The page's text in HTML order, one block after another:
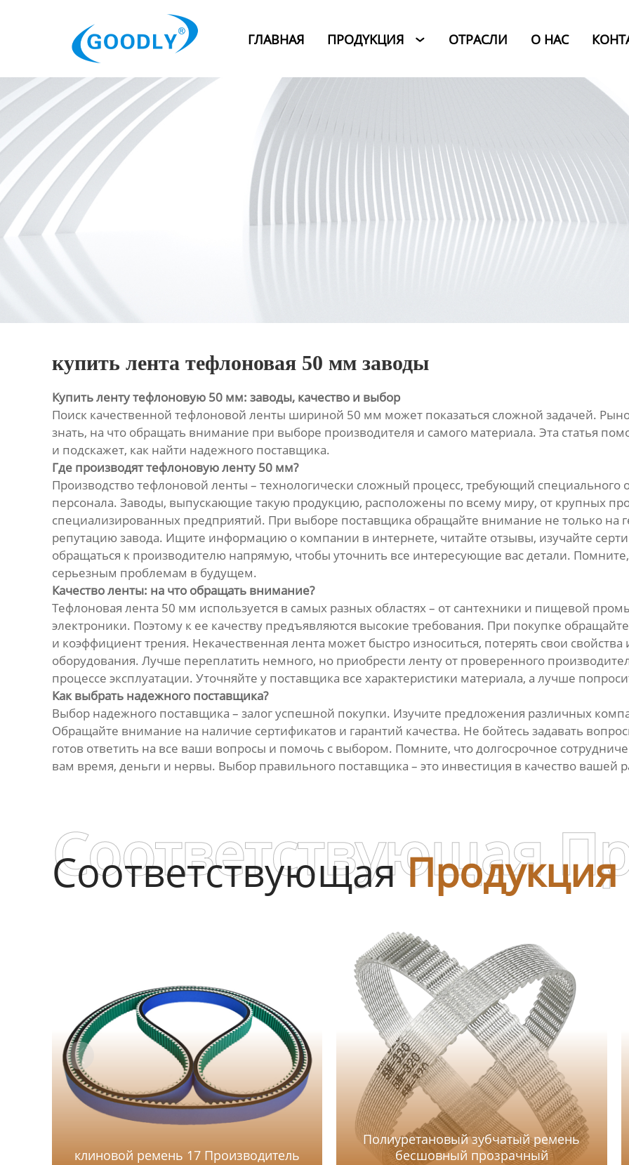
ГЛАВНАЯ ПРОДYKЦИЯ  ОТРАСЛИ O HAC
ОТРАСЛИ
Категория
Новости
Контакты
купить лента тефлоновая 50 мм заводы
Купить ленту тефлоновую 50 мм: заводы, качество и выбор
Поиск качественной тефлоновой ленты шириной 50 мм может показаться сложной задачей.
знать, на что обращать внимание при выборе производителя и самого материала. Эта статья
и подскажет, как найти надежного поставщика.
Где производят тефлоновую ленту 50 мм?
Производство тефлоновой ленты – технологически сложный процесс, требующий
персонала. Заводы, выпускающие такую продукцию, расположены по всему миру, от крупных
специализированных предприятий. При выборе поставщика обращайте внимание не только на
репутацию завода. Ищите информацию о компании в интернете, читайте отзывы, изучайте
обращаться к производителю напрямую, чтобы уточнить все интересующие вас детали.
серьезным проблемам в будущем.
Качество ленты: на что обращать внимание?
Тефлоновая лента 50 мм используется в самых разных областях – от сантехники и пищевой
электроники. Поэтому к ее качеству предъявляются высокие требования. При покупке
и коэффициент трения. Некачественная лента может быстро износиться, потерять свои
оборудования. Лучше переплатить немного, но приобрести ленту от проверенного
процессе эксплуатации. Уточняйте у поставщика все характеристики материала, а лучше
Как выбрать надежного поставщика?
Выбор надежного поставщика – залог успешной покупки. Изучите предложения различных
Обращайте внимание на наличие сертификатов и гарантий качества. Не бойтесь задавать
готов ответить на все ваши вопросы и помочь с выбором. Помните, что долгосрочное
вам время, деньги и нервы. Выбор правильного поставщика – это инвестиция в качество вашей
СоответствующаяПродукция
Соответствующая
клиновой ремень 17 Производитель
Полиуретановый зубчатый ремень
бесшовный прозрачный